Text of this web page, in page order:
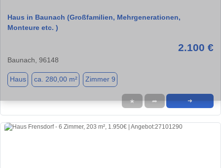
Haus in Baunach (Großfamilien, Mehrgenerationen,
Monteure etc. )
2.100 €
Baunach, 96148
Haus ca. 280,00 m² Zimmer 9
★ ➦ ➜